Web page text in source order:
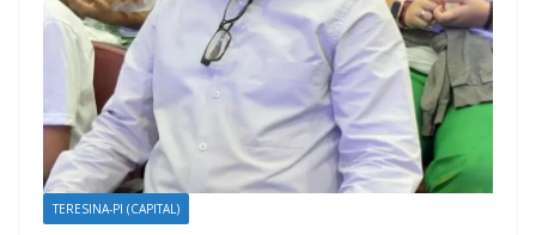
TERESINA-PI (CAPITAL)